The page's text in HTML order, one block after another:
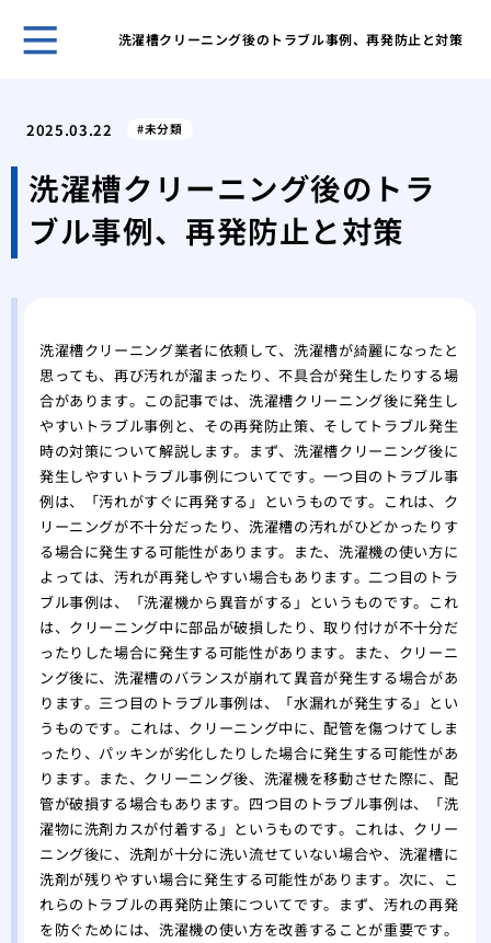
洗濯槽クリーニング後のトラブル事例、再発防止と対策
プ
家
ー
水
家
2025.03.22 未分類
洗濯槽クリーニング後のトラ
ブル事例、再発防止と対策
洗濯槽クリーニング業者に依頼して、洗濯槽が綺麗になったと
思っても、再び汚れが溜まったり、不具合が発生したりする場
合があります。この記事では、洗濯槽クリーニング後に発生し
やすいトラブル事例と、その再発防止策、そしてトラブル発生
時の対策について解説します。まず、洗濯槽クリーニング後に
発生しやすいトラブル事例についてです。一つ目のトラブル事
例は、「汚れがすぐに再発する」というものです。これは、ク
リーニングが不十分だったり、洗濯槽の汚れがひどかったりす
る場合に発生する可能性があります。また、洗濯機の使い方に
よっては、汚れが再発しやすい場合もあります。二つ目のトラ
ブル事例は、「洗濯機から異音がする」というものです。これ
は、クリーニング中に部品が破損したり、取り付けが不十分だ
ったりした場合に発生する可能性があります。また、クリーニ
ング後に、洗濯槽のバランスが崩れて異音が発生する場合があ
ります。三つ目のトラブル事例は、「水漏れが発生する」とい
うものです。これは、クリーニング中に、配管を傷つけてしま
ったり、パッキンが劣化したりした場合に発生する可能性があ
ります。また、クリーニング後、洗濯機を移動させた際に、配
管が破損する場合もあります。四つ目のトラブル事例は、「洗
濯物に洗剤カスが付着する」というものです。これは、クリー
ニング後に、洗剤が十分に洗い流せていない場合や、洗濯槽に
洗剤が残りやすい場合に発生する可能性があります。次に、こ
れらのトラブルの再発防止策についてです。まず、汚れの再発
を防ぐためには、洗濯機の使い方を改善することが重要です。